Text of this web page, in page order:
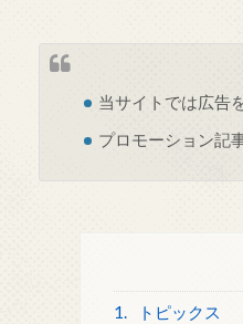
当サイトでは広告
プロモーション記
1. トピックス